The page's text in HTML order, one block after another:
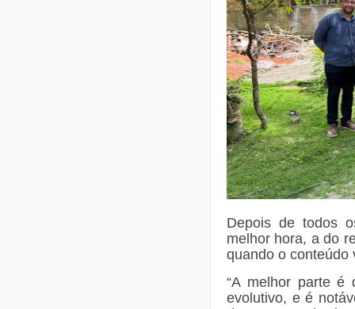
Depois de todos
melhor hora, a do
quando o conteúdo
“A melhor parte é
evolutivo, e é